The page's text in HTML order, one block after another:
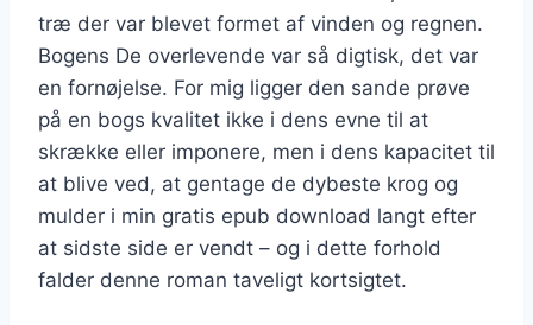
træ der var blevet formet af vinden og regnen.
Bogens De overlevende var så digtisk, det var
en fornøjelse. For mig ligger den sande prøve
på en bogs kvalitet ikke i dens evne til at
skrække eller imponere, men i dens kapacitet til
at blive ved, at gentage de dybeste krog og
mulder i min gratis epub download langt efter
at sidste side er vendt – og i dette forhold
falder denne roman taveligt kortsigtet.